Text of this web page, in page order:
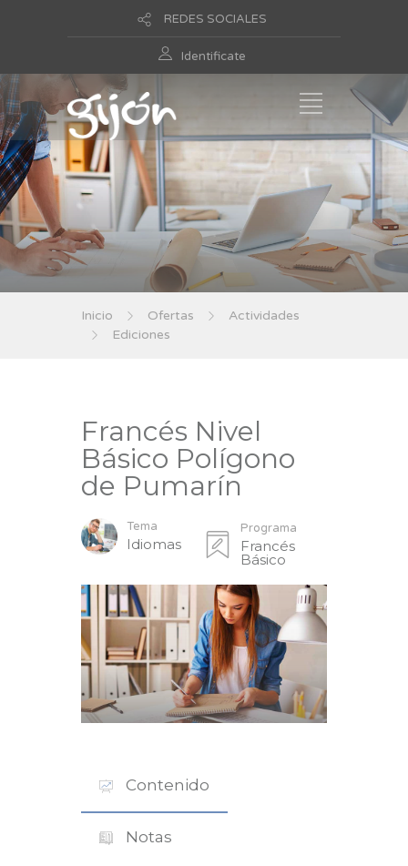
REDES SOCIALES
Identificate
Inicio Ofertas
Actividades
Ediciones
Francés Nivel
Básico Polígono
de Pumarín
Tema
Idiomas
Programa
Francés
Básico
Contenido
Notas